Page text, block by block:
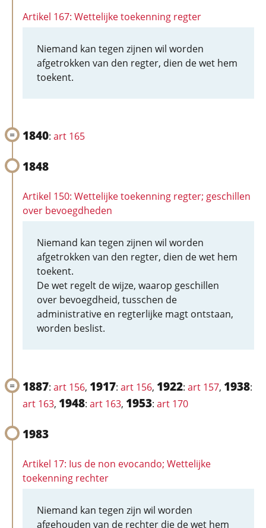
Artikel 167: Wettelijke toekenning regter
Niemand kan tegen zijnen wil worden
afgetrokken van den regter, dien de wet hem
toekent.
1840: art 165
1848
Artikel 150: Wettelijke toekenning regter; geschillen
over bevoegdheden
Niemand kan tegen zijnen wil worden
afgetrokken van den regter, dien de wet hem
toekent.
De wet regelt de wijze, waarop geschillen
over bevoegdheid, tusschen de
administrative en regterlijke magt ontstaan,
worden beslist.
1887: art 156, 1917: art 156, 1922: art 157, 1938:
art 163, 1948: art 163, 1953: art 170
1983
Artikel 17: Ius de non evocando; Wettelijke
toekenning rechter
Niemand kan tegen zijn wil worden
afgehouden van de rechter die de wet hem